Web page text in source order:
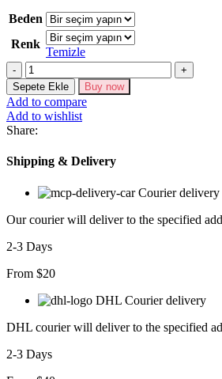
Beden
Renk
Temizle
5948
ELBİSE-
WASHİNGTON
ÇİZGİLİ
adet
Sepete Ekle Buy now
Add to compare
Add to wishlist
Share:
Shipping & Delivery
Courier delivery
Our courier will deliver to the specified
2-3 Days
From $20
DHL Courier delivery
DHL courier will deliver to the specified
2-3 Days